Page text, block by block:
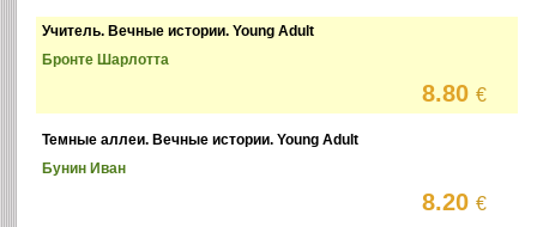
Учитель. Вечные истории. Young Adult
Бронте Шарлотта
8.80€
Темные аллеи. Вечные истории. Young Adult
Бунин Иван
8.20€